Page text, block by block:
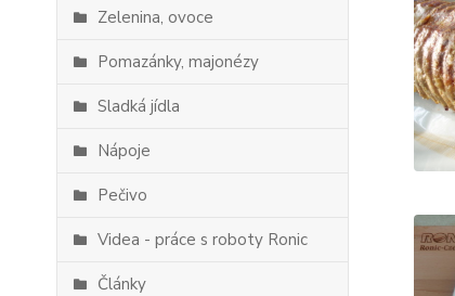
Zelenina, ovoce
Pomazánky, majonézy
Sladká jídla
Nápoje
Pečivo
Videa - práce s roboty Ronic
Články